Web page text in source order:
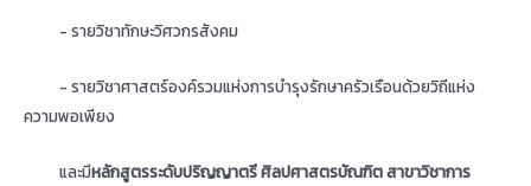
- รายวิชาทักษะวิศวกรสังคม
- รายวิชาศาสตร์องค์รวมแห่งการบำรุงรักษาครัวเรือนด้วยวิถีแห่ง
ความพอเพียง
และมีหลักสูตรระดับปริญญาตรี ศิลปศาสตรบัณฑิต สาขาวิชาการ